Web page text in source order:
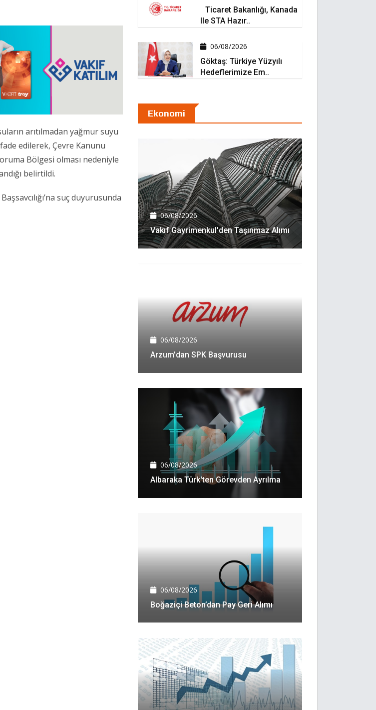
arıtılmadan yağmur suyu
edilerek, Çevre Kanunu
Bölgesi olması nedeniyle
belirtildi.
suç duyurusunda
Ticaret Bakanlığı, Kanada
Ile STA Hazır..
06/08/2026
Göktaş: Türkiye Yüzyılı
Hedeflerimize Em..
Ekonomi
06/08/2026
Vakıf Gayrimenkul'den Taşınmaz Alımı
06/08/2026
Arzum'dan SPK Başvurusu
06/08/2026
Albaraka Türk'ten Görevden Ayrılma
06/08/2026
Boğaziçi Beton’dan Pay Geri Alımı